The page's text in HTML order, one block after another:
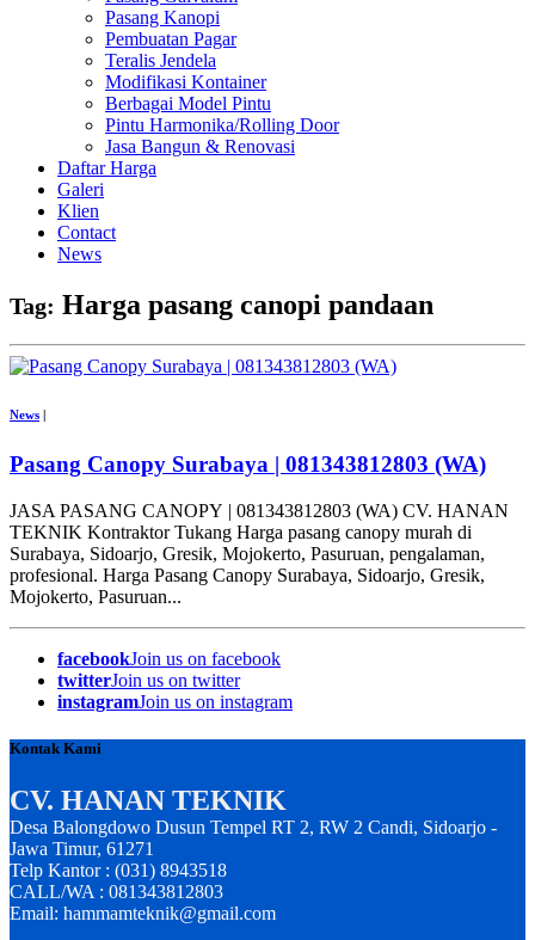
Pasang Kanopi
Pembuatan Pagar
Teralis Jendela
Modifikasi Kontainer
Berbagai Model Pintu
Pintu Harmonika/Rolling Door
Jasa Bangun & Renovasi
Daftar Harga
Galeri
Klien
Contact
News
Tag: Harga pasang canopi pandaan
News
Pasang Canopy Surabaya | 081343812803 (WA)
JASA PASANG CANOPY | 081343812803 (WA) CV. HANAN
TEKNIK Kontraktor Tukang Harga pasang canopy murah di
Surabaya, Sidoarjo, Gresik, Mojokerto, Pasuruan, pengalaman,
profesional. Harga Pasang Canopy Surabaya, Sidoarjo, Gresik,
Mojokerto, Pasuruan...
facebookJoin us on facebook
twitterJoin us on twitter
instagramJoin us on instagram
Kontak Kami
CV. HANAN TEKNIK
Desa Balongdowo Dusun Tempel RT 2, RW 2 Candi, Sidoarjo -
Jawa Timur, 61271
Telp Kantor : (031) 8943518
CALL/WA : 081343812803
Email: hammamteknik@gmail.com